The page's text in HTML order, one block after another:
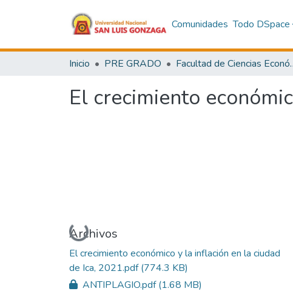
Comunidades Todo DSpace
Inicio PRE GRADO Facultad de
El crecimiento
Cargando...
Archivos
El crecimiento económico y la inflación en la ciudad
de Ica, 2021.pdf(774.3 KB)
ANTIPLAGIO.pdf(1.68 MB)